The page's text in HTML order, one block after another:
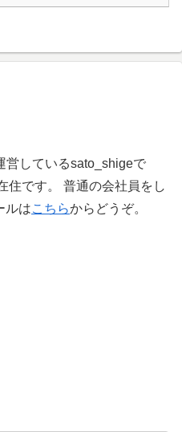
営しているsato_shigeで
住です。 普通の会社員をし
ルはこちらからどうぞ。